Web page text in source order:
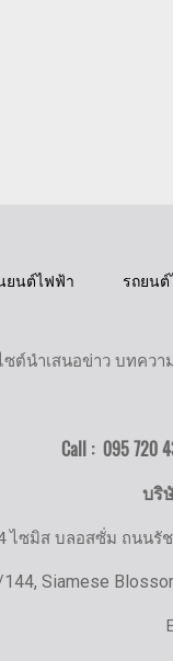
ยนต์ไฟฟ้า รถยน
ไซต์นำเสนอข่าว บทค
Call : 095 720
บริ
ไซมิส บลอสซั่ม ถนนรั
Siamese